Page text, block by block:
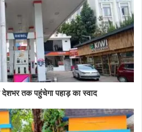
तक पहुंचेगा पहाड़ का स्वाद